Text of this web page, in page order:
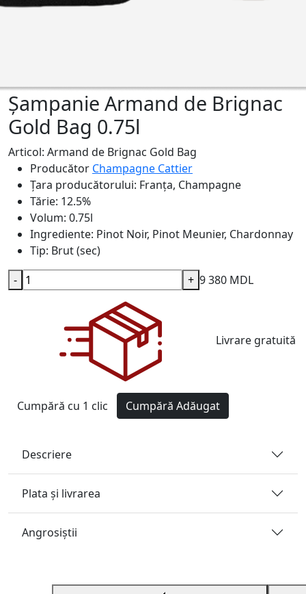
Șampanie Armand de Brignac
Gold Bag 0.75l
Articol: Armand de Brignac Gold Bag
Producător Champagne Cattier
Țara producătorului: Franța, Champagne
Tărie: 12.5%
Volum: 0.75l
Ingrediente: Pinot Noir, Pinot Meunier, Chardonnay
Tip: Brut (sec)
9 380 MDL
- +
Livrare gratuită
Cumpără cu 1 clic Cumpără Adăugat
Descriere
Plata și livrarea
Angrosiştii